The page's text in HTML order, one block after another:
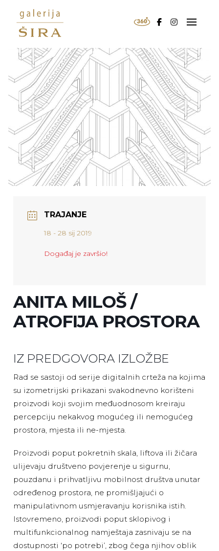
TRAJANJE
18 - 28 sij 2019
Događaj je završio!
ANITA MILOŠ /
ATROFIJA PROSTORA
IZ PREDGOVORA IZLOŽBE
Rad se sastoji od serije digitalnih crteža na kojima
su izometrijski prikazani svakodnevno korišteni
proizvodi koji svojim međuodnosom kreiraju
percepciju nekakvog mogućeg ili nemogućeg
prostora, mjesta ili ne-mjesta.
Proizvodi poput pokretnih skala, liftova ili žičara
ulijevaju društveno povjerenje u sigurnu,
pouzdanu i prihvatljivu mobilnost društva unutar
određenog prostora, ne promišljajući o
manipulativnom usmjeravanju korisnika istih.
Istovremeno, proizvodi poput sklopivog i
multifunkcionalnog namještaja zasnivaju se na
dostupnosti ‘po potrebi’, zbog čega njihov oblik